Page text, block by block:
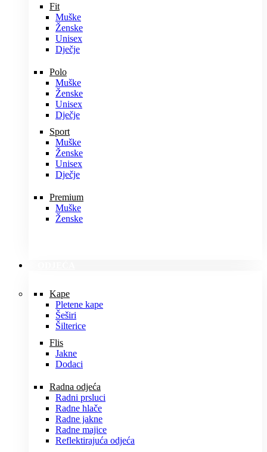
Fit
Muške
Ženske
Unisex
Dječje
Polo
Muške
Ženske
Unisex
Dječje
Sport
Muške
Ženske
Unisex
Dječje
Premium
Muške
Ženske
Kape
Pletene kape
Šeširi
Šilterice
Flis
Jakne
Dodaci
Radna odjeća
Radni prsluci
Radne hlače
Radne jakne
Radne majice
Reflektirajuća odjeća